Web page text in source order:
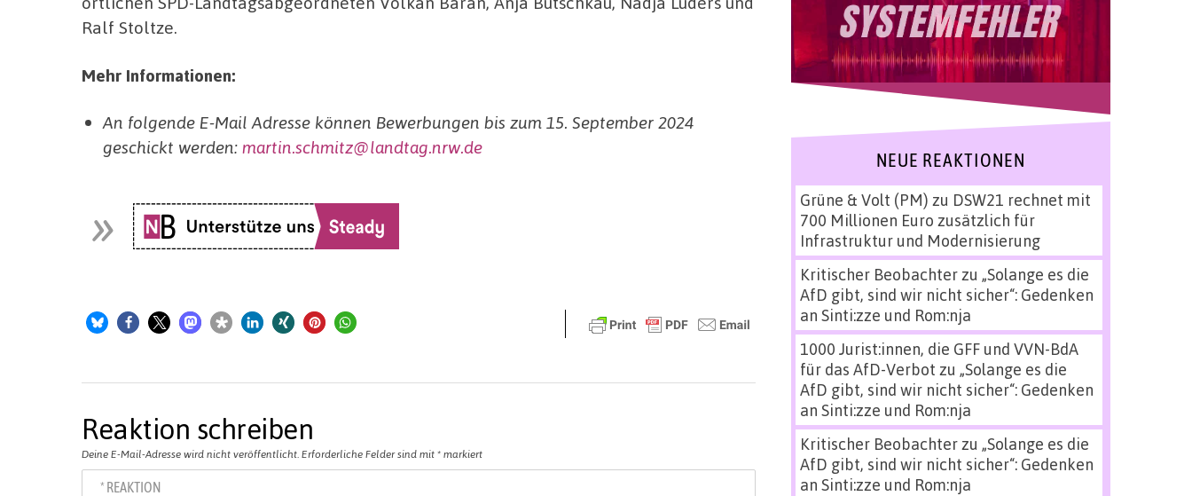
Ralf Stoltze.
Mehr Informationen:
An folgende E-Mail Adresse können Bewerbungen bis zum 15. September 2024
geschickt werden:martin.schmitz@landtag.nrw.de
Reaktion schreiben
Deine E-Mail-Adresse wird nicht veröffentlicht. Erforderliche Felder sind mit * markiert
NEUE REAKTIONEN
Grüne & Volt (PM) zu DSW21 rechnet mit
700 Millionen Euro zusätzlich für
Infrastruktur und Modernisierung
Kritischer Beobachterzu „Solange es die
AfD gibt, sind wir nicht sicher“: Gedenken
an Sinti:zze und Rom:nja
1000 Jurist:innen, die GFF und VVN-BdA
für das AfD-Verbot zu „Solange es die
AfD gibt, sind wir nicht sicher“: Gedenken
an Sinti:zze und Rom:nja
Kritischer Beobachterzu „Solange es die
AfD gibt, sind wir nicht sicher“: Gedenken
an Sinti:zze und Rom:nja